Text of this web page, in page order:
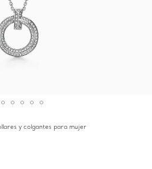
y colgantes para mujer